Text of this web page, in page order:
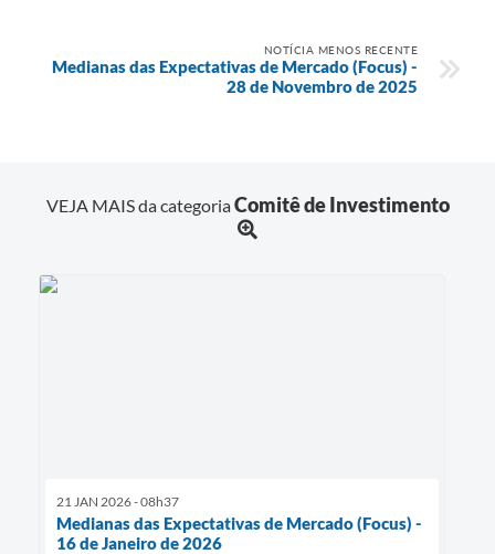
NOTÍCIA MENOS RECENTE
Medianas das Expectativas de Mercado (Focus) -
28 de Novembro de 2025
VEJA MAIS da categoriaComitê de Investimento
21 JAN 2026 - 08h37
Medianas das Expectativas de Mercado (Focus) -
16 de Janeiro de 2026